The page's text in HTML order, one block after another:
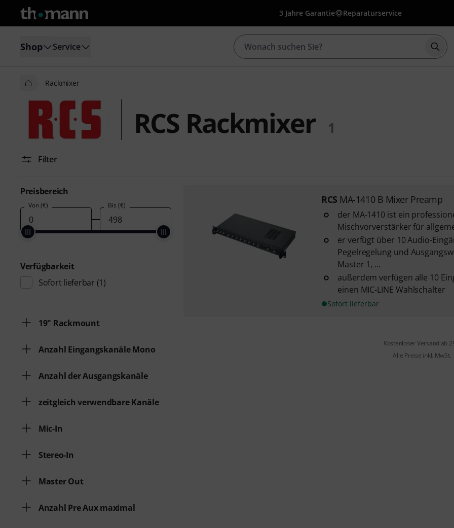
3 Jahre Garantie Reparaturservice
Shop Service
Rackmixer
RCS Rackmixer 1
Filter
Preisbereich
Von (€) Bis (€)
Verfügbarkeit
Sofort lieferbar (1)
19" Rackmount
Anzahl Eingangskanäle Mono
Anzahl der Ausgangskanäle
zeitgleich verwendbare Kanäle
Mic-In
Stereo-In
Master Out
Anzahl Pre Aux maximal
RCS MA-1410 B Mixer Preamp
der MA-1410 ist ein
Mischvorverstärker für
er verfügt über 10 Audio-
Pegelregelung und
Master 1, ...
außerdem verfügen alle 10
einen MIC-LINE Wahlschalter
Sofort lieferbar
Kostenloser Versand ab
Alle Preise inkl. MwSt.